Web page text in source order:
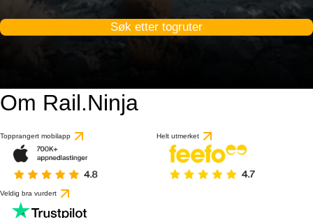
Søk etter togruter
Om Rail.Ninja
Topprangert mobilapp Helt utmerket
Veldig bra vurdert